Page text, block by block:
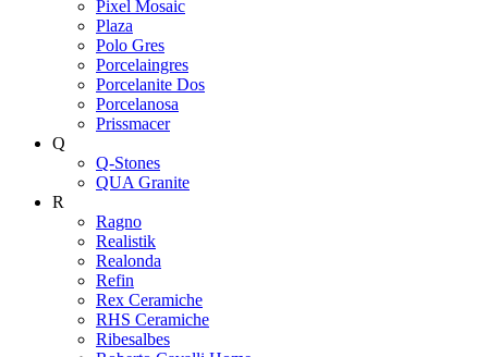
Pixel Mosaic
Plaza
Polo Gres
Porcelaingres
Porcelanite Dos
Porcelanosa
Prissmacer
Q
Q-Stones
QUA Granite
R
Ragno
Realistik
Realonda
Refin
Rex Ceramiche
RHS Ceramiche
Ribesalbes